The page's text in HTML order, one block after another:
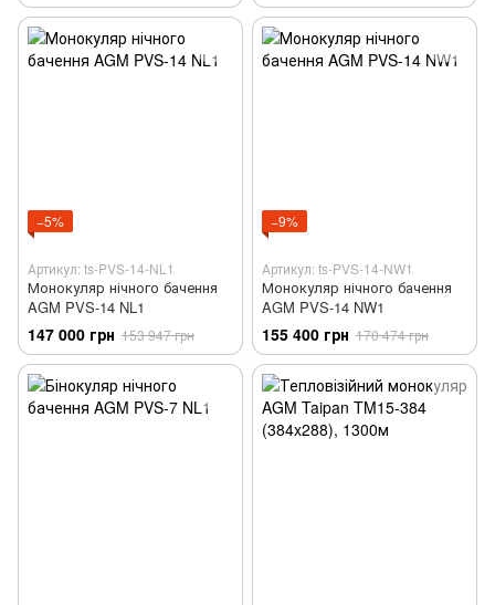
−5%
Артикул: ts-PVS-14-NL1
Монокуляр нічного бачення
AGM PVS-14 NL1
147 000 грн 153 947 грн
−9%
Артикул: ts-PVS-14-NW1
Монокуляр нічного бачення
AGM PVS-14 NW1
155 400 грн 170 474 грн